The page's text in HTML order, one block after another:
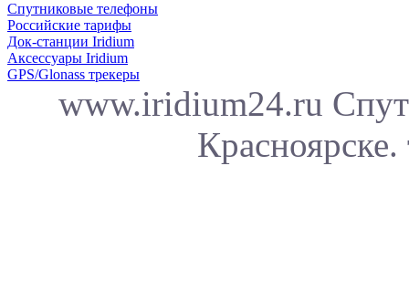
Спутниковые телефоны
Российские тарифы
Док-станции Iridium
Аксессуары Iridium
GPS/Glonass трекеры
www.iridium24.ru